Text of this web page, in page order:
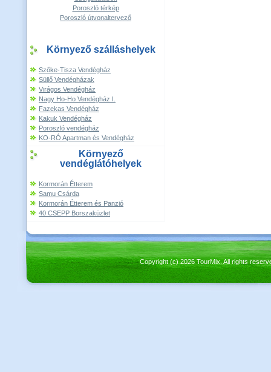
Poroszló térkép
Poroszló útvonaltervező
Környező szálláshelyek
Szőke-Tisza Vendégház
Süllő Vendégházak
Virágos Vendégház
Nagy Ho-Ho Vendégház I.
Fazekas Vendégház
Kakuk Vendégház
Poroszló vendégház
KO-RÓ Apartman és Vendégház
Környező
vendéglátóhelyek
Kormorán Étterem
Samu Csárda
Kormorán Étterem és Panzió
40 CSEPP Borszaküzlet
Copyright (c) 2026 TourMix. All rights